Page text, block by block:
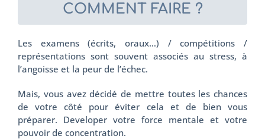
COMMENT FAIRE ?
Les examens (écrits, oraux…) / compétitions /
représentations sont souvent associés au stress, à
l’angoisse et la peur de l’échec.
Mais, vous avez décidé de mettre toutes les chances
de votre côté pour éviter cela et de bien vous
préparer. Developer votre force mentale et votre
pouvoir de concentration.